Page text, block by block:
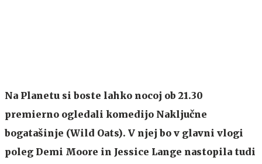
Na Planetu si boste lahko nocoj ob 21.30
premierno ogledali komedijo Naključne
bogatašinje (Wild Oats). V njej bo v glavni vlogi
poleg Demi Moore in Jessice Lange nastopila tudi